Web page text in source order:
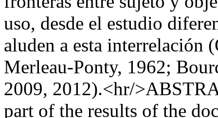
uso, desde el estudio
aluden a esta interrelación
Merleau-Ponty, 1962;
2009, 2012).<hr/
part of the results of the